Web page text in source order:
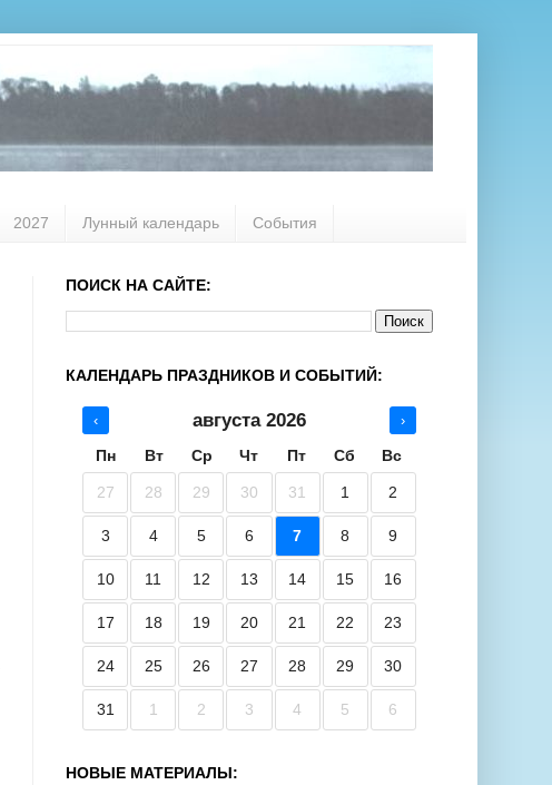
2027 Лунный календарь События
ПОИСК НА САЙТЕ:
КАЛЕНДАРЬ ПРАЗДНИКОВ И СОБЫТИЙ:
‹ августа 2026 ›
Пн Вт Ср Чт Пт Сб Вс
27 28 29 30 31 1 2
3 4 5 6 7 8 9
10 11 12 13 14 15 16
17 18 19 20 21 22 23
24 25 26 27 28 29 30
31 1 2 3 4 5 6
НОВЫЕ МАТЕРИАЛЫ: